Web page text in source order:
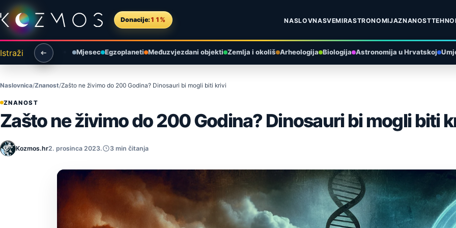
Preskoči na sadržaj
Donacije: 11% NASLOVNASVEMIRASTRONOMIJAZNANOST
Istraži Mjesec Egzoplaneti Međuzvjezdani objekti Zemlja i okoliš Arheologija Biologija Astronomija u Hrvatskoj
Naslovnica Znanost Zašto ne živimo do 200 Godina? Dinosauri bi mogli biti krivi
ZNANOST
Zašto ne živimo do 200 Godina? Dinosauri bi mogli biti
Kozmos.hr2. prosinca 2023. 3 min čitanja